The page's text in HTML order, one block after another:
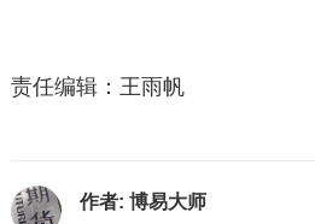
责任编辑：王雨帆
作者: 博易大师